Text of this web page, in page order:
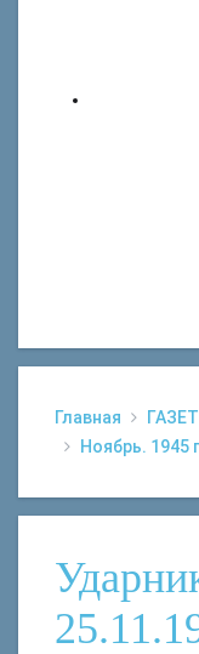
Главная
Ноябрь. 1945